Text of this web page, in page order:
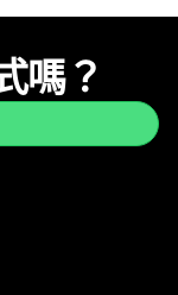
嗎？